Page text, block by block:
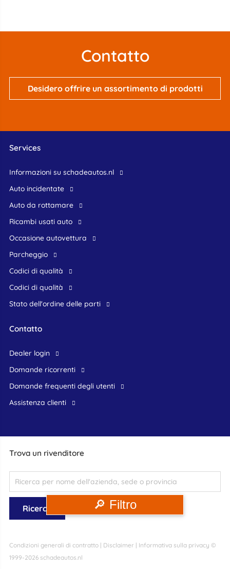
🔎 Filtro
Contatto
Desidero offrire un assortimento di prodotti
Trova un rivenditore
Condizioni generali di contratto| Disclaimer | Informativa sulla privacy ©
1999-2026 schadeautos.nl
Services
Informazioni su schadeautos.nl
Auto incidentate
Auto da rottamare
Ricambi usati auto
occasione autovettura
Parcheggio
Codici di qualità
Codici di qualità
Stato dell'ordine delle parti
Contatto
dealer login
domande ricorrenti
domande frequenti degli utenti
assistenza clienti